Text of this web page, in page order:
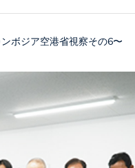
ボジア空港省視察その6〜